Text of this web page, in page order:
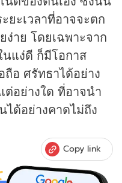
ะเวลาที่อาจจะตก
าย โดยเฉพาะจาก
แง่ดี ก็มีโอกาส
อ ศรัทธาได้อย่าง
อย่างใด ที่อาจนำ
ได้อย่างคาดไม่ถึง
Copy link